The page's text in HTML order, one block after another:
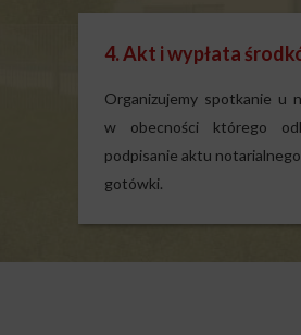
4. Akt i wypłata
Organizujemy spotkanie u
w obecności którego
podpisanie aktu
gotówki.